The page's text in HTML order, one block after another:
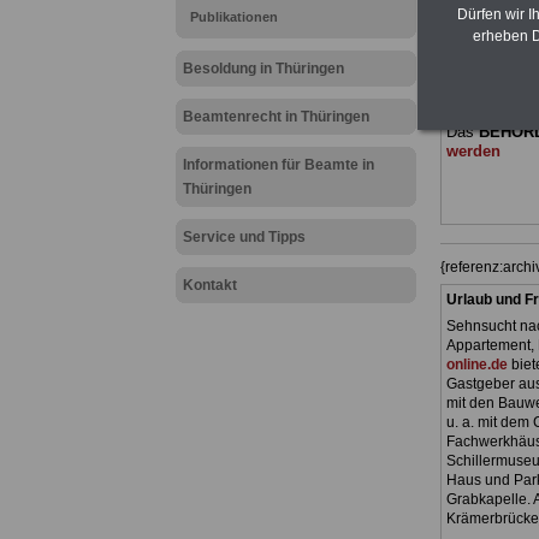
Publikationen
Besoldung in Thüringen
Beamtenrecht in Thüringen
Informationen für Beamte in
Thüringen
Service und Tipps
Kontakt
(Bund/
Ländern.
Das
werden
Urlaub und
Sehnsucht
Appartement,
online.de
Gastgeber
mit den
u. a. mit dem
Haus und
Grabkapelle.
Dürfen wir
erheben